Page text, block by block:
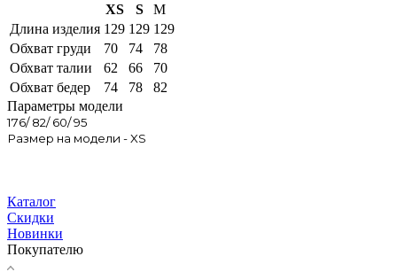
XS S
M
Длина изделия 129 129 129
Обхват груди
70 74
78
Обхват талии
62 66
70
Обхват бедер
74 78
82
Параметры модели
176/ 82/ 60/ 95
Размер на модели - XS
Каталог
Скидки
Новинки
Покупателю